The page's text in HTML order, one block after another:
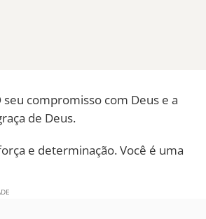
compromisso com Deus e a
de Deus.
e determinação. Você é uma